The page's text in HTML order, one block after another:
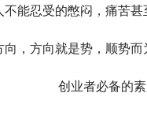
能忍受的憋闷，痛苦甚
方向就是势，顺势而